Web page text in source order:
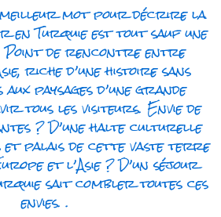
mot pour décrire la
en Turquie est tout sauf une
Point de rencontre entre
riche d’une histoire sans
paysages d’une grande
tous les visiteurs. Envie de
? D’une halte culturelle
et palais de cette vaste terre
et l’Asie ? D’un séjour
sait combler toutes ces
envies. .